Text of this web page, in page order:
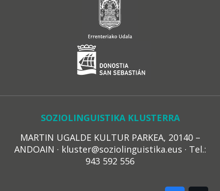
SOZIOLINGUISTIKA KLUSTERRA
MARTIN UGALDE KULTUR PARKEA, 20140 –
ANDOAIN · kluster@soziolinguistika.eus · Tel.:
943 592 556